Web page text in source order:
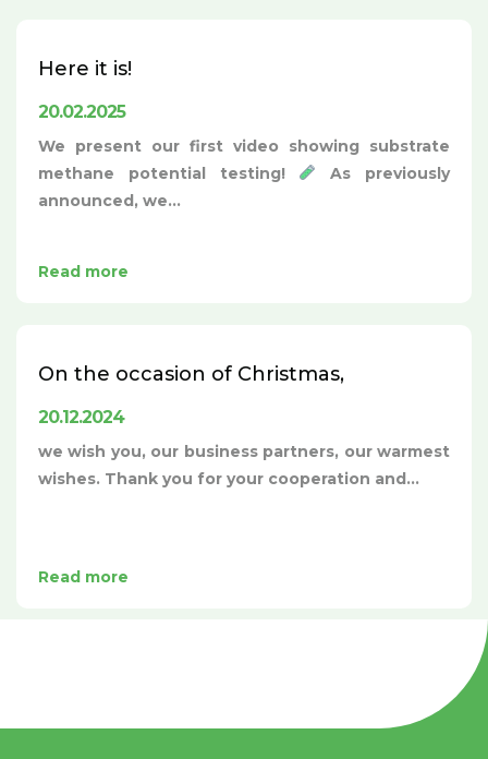
Here it is!
20.02.2025
We present our first video showing substrate
methane potential testing!
As previously
announced, we...
Read more
On the occasion of Christmas,
20.12.2024
we wish you, our business partners, our warmest
wishes. Thank you for your cooperation and...
Read more